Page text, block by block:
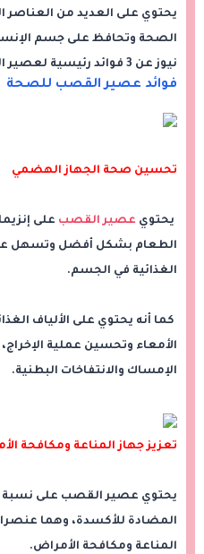
يحتوي على العديد من العناصر
الصحة وتحافظ على جسم
نيوز عن 3 فوائد رئيسية لعصير القصب للصحة.
فوائد عصير القصب للصحة
تحسين صحة الجهاز الهضمي
يحتوي عصير القصب على
الطعام بشكل أفضل وتسهل
الغذائية في الجسم.
كما أنه يحتوي على الألياف
الأمعاء وتحسين عملية
الإمساك والانتفاخات البطنية.
تعزيز جهاز المناعة ومكافحة
المضادة للأكسدة، وهما
المناعة ومكافحة الأمراض.